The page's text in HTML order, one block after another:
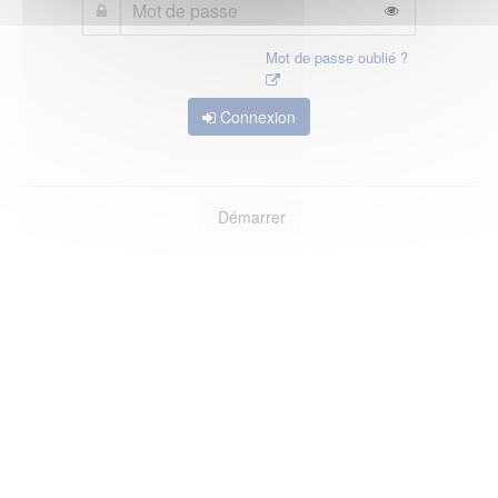
Mot de passe oublié ?
Connexion
Démarrer